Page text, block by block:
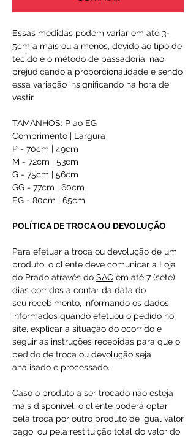
Essas medidas podem variar em até 3-
5cm a mais ou a menos, devido ao tipo de
tecido e o método de passadoria, não
prejudicando a proporcionalidade e sendo
essa variação insignificando na hora de
vestir.
TAMANHOS: P ao EG
Comprimento | Largura
P - 70cm | 49cm
M - 72cm | 53cm
G - 75cm | 56cm
GG - 77cm | 60cm
EG - 80cm | 65cm
POLÍTICA DE TROCA OU DEVOLUÇÃO
Para efetuar a troca ou devolução de um
produto, o cliente deve comunicar a Loja
do Prado através do SAC em até 7 (sete)
dias corridos a contar da data do
seu recebimento, informando os dados
informados quando efetuou o pedido no
site, explicar a situação do ocorrido e
seguir as instruções recebidas para que o
pedido de troca ou devolução seja
analisado e processado.
Caso o produto a ser trocado não esteja
mais disponível, o cliente poderá optar
pela troca por outro produto de igual valor
pago, ou pela restituição total do valor do